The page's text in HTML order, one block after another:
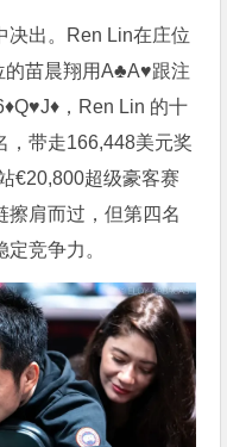
决出。Ren Lin在庄位
的苗晨翔用A♣A♥跟注
，Ren Lin 的十
，带走166,448美元奖
€20,800超级豪客赛
擦肩而过，但第四名
竞争力。